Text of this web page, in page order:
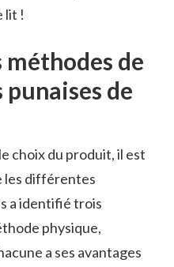
lit !
de
de
choix du produit, il est
les différentes
a identifié trois
physique,
a ses avantages